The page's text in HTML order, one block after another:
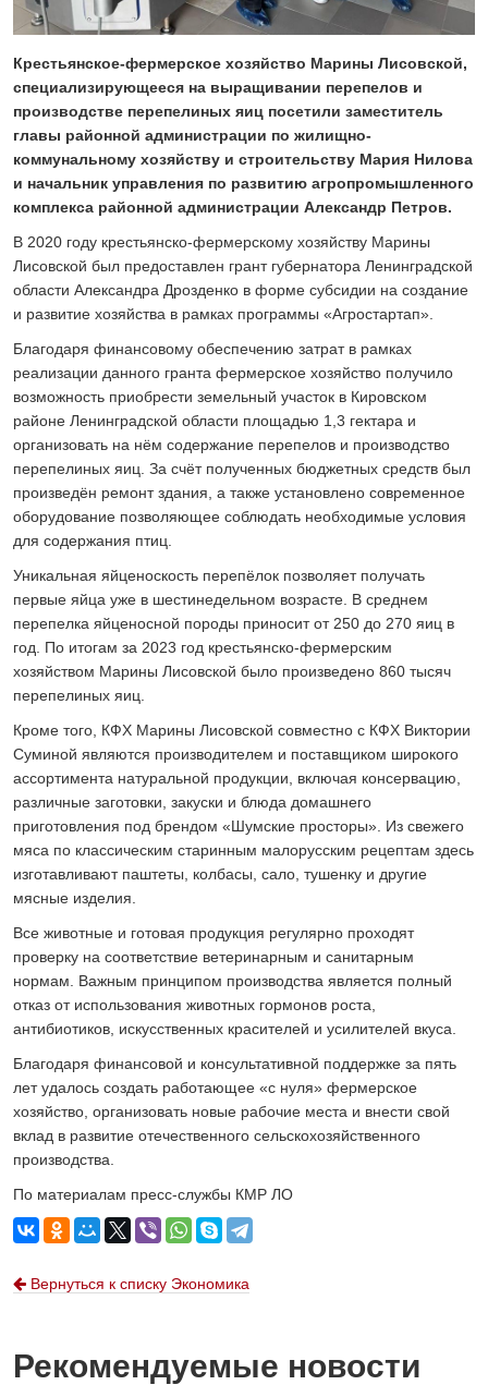
ОБЩЕСТВО
Скоро в школу!
Спрашивали? Отвечаем!
04 АВГУСТА 2026
Крестьянское-фермерское хозяйство Марины Лисовской,
специализирующееся на выращивании перепелов и
производстве перепелиных яиц посетили заместитель
главы районной администрации по жилищно-
коммунальному хозяйству и строительству Мария Нилова
и начальник управления по развитию агропромышленного
комплекса районной администрации Александр Петров.
В 2020 году крестьянско-фермерскому хозяйству Марины
Лисовской был предоставлен грант губернатора Ленинградской
области Александра Дрозденко в форме субсидии на создание
и развитие хозяйства в рамках программы «Агростартап».
Благодаря финансовому обеспечению затрат в рамках
реализации данного гранта фермерское хозяйство получило
возможность приобрести земельный участок в Кировском
районе Ленинградской области площадью 1,3 гектара и
организовать на нём содержание перепелов и производство
перепелиных яиц. За счёт полученных бюджетных средств был
произведён ремонт здания, а также установлено современное
оборудование позволяющее соблюдать необходимые условия
для содержания птиц.
Уникальная яйценоскость перепёлок позволяет получать
первые яйца уже в шестинедельном возрасте. В среднем
перепелка яйценосной породы приносит от 250 до 270 яиц в
год. По итогам за 2023 год крестьянско-фермерским
хозяйством Марины Лисовской было произведено 860 тысяч
перепелиных яиц.
Кроме того, КФХ Марины Лисовской совместно с КФХ Виктории
Суминой являются производителем и поставщиком широкого
ассортимента натуральной продукции, включая консервацию,
различные заготовки, закуски и блюда домашнего
приготовления под брендом «Шумские просторы». Из свежего
мяса по классическим старинным малорусским рецептам здесь
изготавливают паштеты, колбасы, сало, тушенку и другие
мясные изделия.
Все животные и готовая продукция регулярно проходят
проверку на соответствие ветеринарным и санитарным
нормам. Важным принципом производства является полный
отказ от использования животных гормонов роста,
антибиотиков, искусственных красителей и усилителей вкуса.
Благодаря финансовой и консультативной поддержке за пять
лет удалось создать работающее «с нуля» фермерское
хозяйство, организовать новые рабочие места и внести свой
вклад в развитие отечественного сельскохозяйственного
производства.
По материалам пресс-службы КМР ЛО
Вернуться к списку Экономика
Рекомендуемые новости